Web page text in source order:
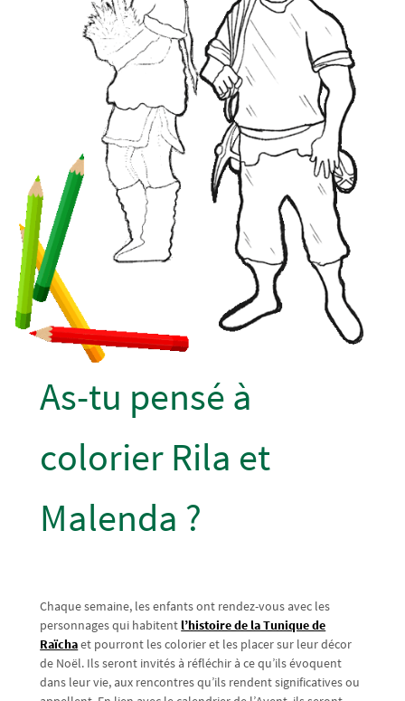
As-tu pensé à
colorier Rila et
Malenda ?
Chaque semaine, les enfants ont rendez-vous avec les
personnages qui habitentl’histoire de la Tunique de
Raïchaet pourront les colorier et les placer sur leur décor
de Noël. Ils seront invités à réfléchir à ce qu’ils évoquent
dans leur vie, aux rencontres qu’ils rendent significatives ou